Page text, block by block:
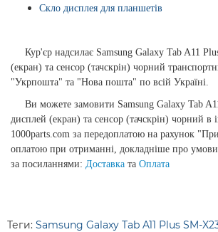
Скло дисплея для планшетів
Кур'єр надсилає Samsung Galaxy Tab A11
(екран) та сенсор (тачскрін) чорний
"Укрпошта" та "Нова пошта" по всій Україні.
Ви можете замовити Samsung Galaxy Tab
дисплей (екран) та сенсор (тачскрін) чорний в
1000parts.com за передоплатою на рахунок
оплатою при отриманні, докладніше про умови
за посиланнями: Доставка та Оплата
Теги: Samsung Galaxy Tab A11 Plus SM-